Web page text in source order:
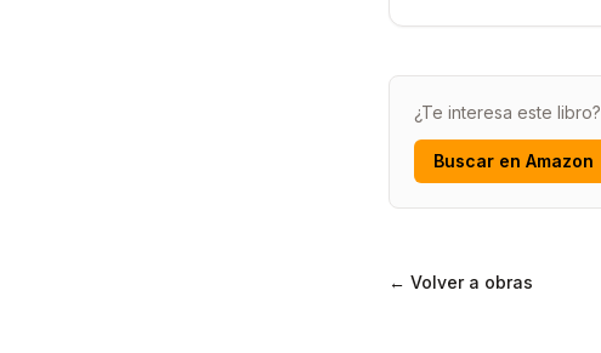
¿Te interesa este libro?
Buscar en Amazon
← Volver a obras